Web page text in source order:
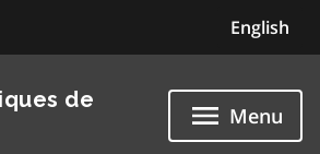
English
de
Menu